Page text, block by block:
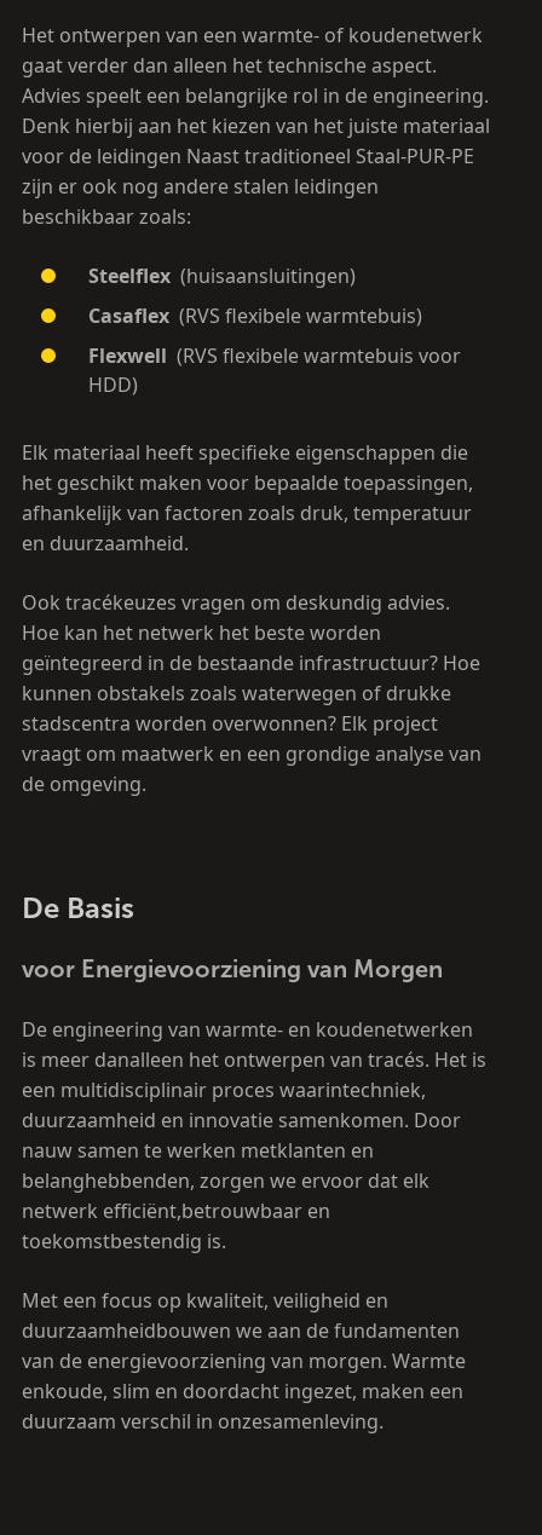
Het ontwerpen van een warmte- of koudenetwerk
gaat verder dan alleen het technische aspect.
Advies speelt een belangrijke rol in de engineering.
Denk hierbij aan het kiezen van het juiste materiaal
voor de leidingen Naast traditioneel Staal-PUR-PE
zijn er ook nog andere stalen leidingen
beschikbaar zoals:
Steelflex (huisaansluitingen)
Casaflex (RVS flexibele warmtebuis)
Flexwell (RVS flexibele warmtebuis voor
HDD)
Elk materiaal heeft specifieke eigenschappen die
het geschikt maken voor bepaalde toepassingen,
afhankelijk van factoren zoals druk, temperatuur
en duurzaamheid.
Ook tracékeuzes vragen om deskundig advies.
Hoe kan het netwerk het beste worden
geïntegreerd in de bestaande infrastructuur? Hoe
kunnen obstakels zoals waterwegen of drukke
stadscentra worden overwonnen? Elk project
vraagt om maatwerk en een grondige analyse van
de omgeving.
De Basis
voor Energievoorziening van Morgen
De engineering van warmte- en koudenetwerken
is meer danalleen het ontwerpen van tracés. Het is
een multidisciplinair proces waarintechniek,
duurzaamheid en innovatie samenkomen. Door
nauw samen te werken metklanten en
belanghebbenden, zorgen we ervoor dat elk
netwerk efficiënt,betrouwbaar en
toekomstbestendig is.
Met een focus op kwaliteit, veiligheid en
duurzaamheidbouwen we aan de fundamenten
van de energievoorziening van morgen. Warmte
enkoude, slim en doordacht ingezet, maken een
duurzaam verschil in onzesamenleving.